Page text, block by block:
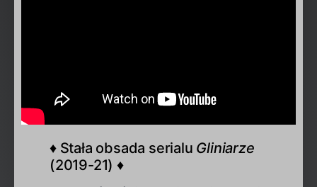
♦ Stała obsada serialu Gliniarze
(2019-21) ♦